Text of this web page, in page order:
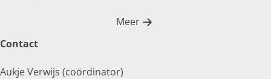
Meer
Contact
Aukje Verwijs (coördinator)